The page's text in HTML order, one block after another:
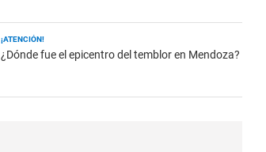
¡ATENCIÓN!
¿Dónde fue el epicentro del temblor en Mendoza?